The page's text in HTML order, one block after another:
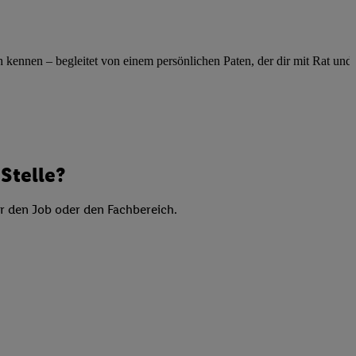
– begleitet von einem persönlichen Paten, der dir mit Rat und
Job oder den Fachbereich.
Bereitstellung und
Analyse
von Profilen